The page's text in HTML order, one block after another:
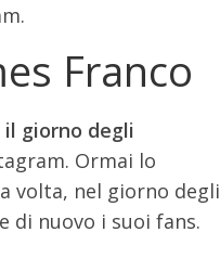
Franco
il giorno degli
Ormai lo
volta, nel giorno degli
di nuovo i suoi fans.